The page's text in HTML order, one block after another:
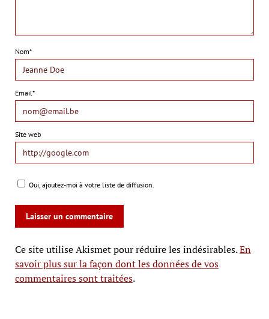
Nom*
Email*
Site web
Oui, ajoutez-moi à votre liste de diffusion.
Ce site utilise Akismet pour réduire les indésirables.En
savoir plus sur la façon dont les données de vos
commentaires sont traitées.